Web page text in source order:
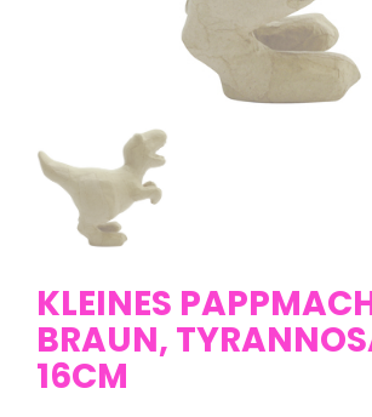
KLEINES
BRAUN,
16CM